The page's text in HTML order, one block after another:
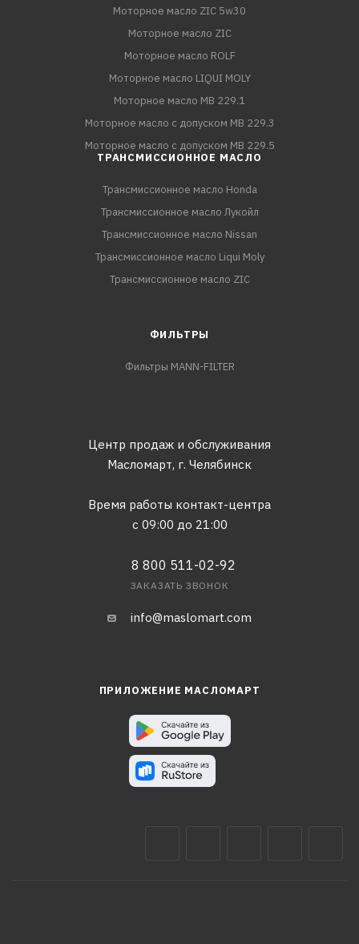
Моторное масло ZIC 5w30
Моторное масло ZIC
Моторное масло ROLF
Моторное масло LIQUI MOLY
Моторное масло MB 229.1
Моторное масло с допуском MB 229.3
Моторное масло с допуском MB 229.5
ТРАНСМИССИОННОЕ МАСЛО
Трансмиссионное масло Honda
Трансмиссионное масло Лукойл
Трансмиссионное масло Nissan
Трансмиссионное масло Liqui Moly
Трансмиссионное масло ZIC
ФИЛЬТРЫ
Фильтры MANN-FILTER
Центр продаж и обслуживания
Масломарт, г. Челябинск
Время работы контакт-центра
с 09:00 до 21:00
8 800 511-02-92
ЗАКАЗАТЬ ЗВОНОК
info@maslomart.com
ПРИЛОЖЕНИЕ МАСЛОМАРТ